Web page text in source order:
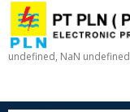
undefined, NaN